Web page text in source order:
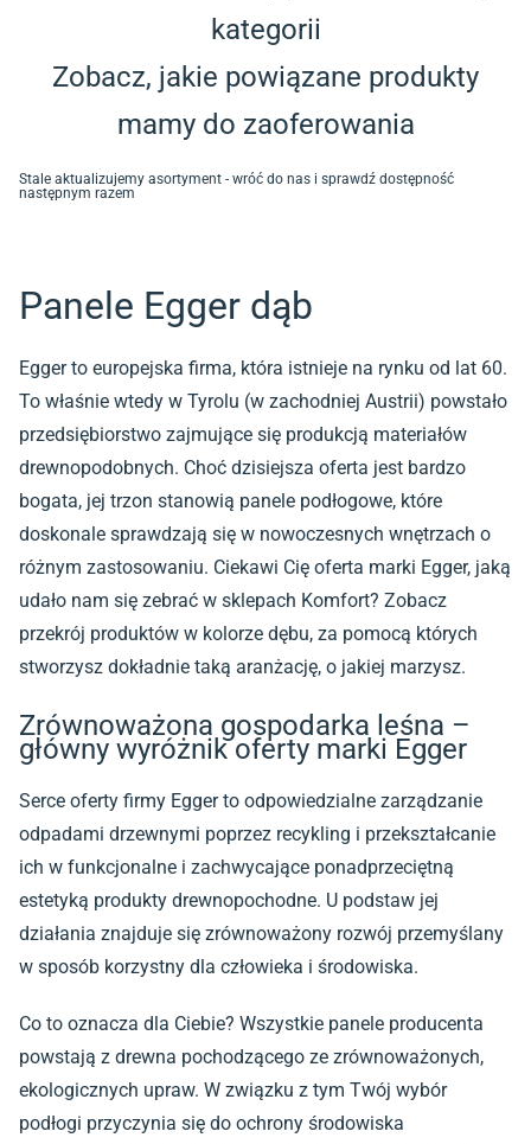
kategorii
Zobacz, jakie powiązane produkty
mamy do zaoferowania
Stale aktualizujemy asortyment - wróć do nas i sprawdź dostępność
następnym razem
Panele Egger dąb
Egger to europejska firma, która istnieje na rynku od lat 60.
To właśnie wtedy w Tyrolu (w zachodniej Austrii) powstało
przedsiębiorstwo zajmujące się produkcją materiałów
drewnopodobnych. Choć dzisiejsza oferta jest bardzo
bogata, jej trzon stanowią panele podłogowe, które
doskonale sprawdzają się w nowoczesnych wnętrzach o
różnym zastosowaniu. Ciekawi Cię oferta marki Egger, jaką
udało nam się zebrać w sklepach Komfort? Zobacz
przekrój produktów w kolorze dębu, za pomocą których
stworzysz dokładnie taką aranżację, o jakiej marzysz.
Zrównoważona gospodarka leśna –
główny wyróżnik oferty marki Egger
Serce oferty firmy Egger to odpowiedzialne zarządzanie
odpadami drzewnymi poprzez recykling i przekształcanie
ich w funkcjonalne i zachwycające ponadprzeciętną
estetyką produkty drewnopochodne. U podstaw jej
działania znajduje się zrównoważony rozwój przemyślany
w sposób korzystny dla człowieka i środowiska.
Co to oznacza dla Ciebie? Wszystkie panele producenta
powstają z drewna pochodzącego ze zrównoważonych,
ekologicznych upraw. W związku z tym Twój wybór
podłogi przyczynia się do ochrony środowiska